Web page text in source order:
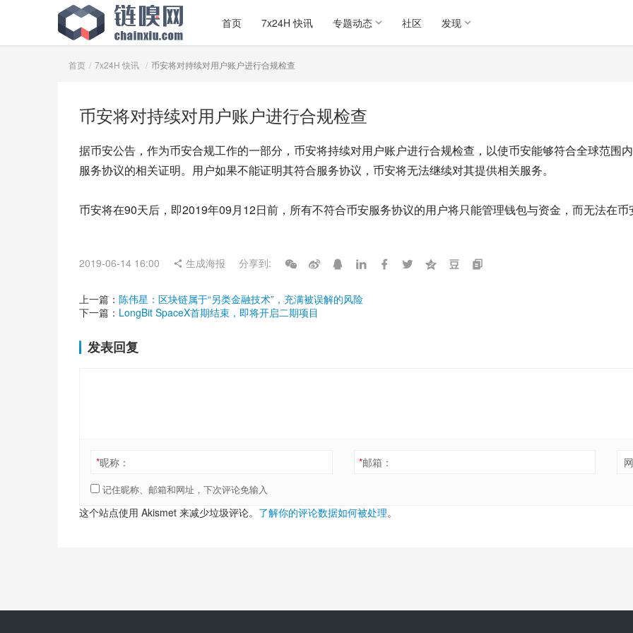
首页 7x24H 快讯 专题动态 社区 发现
首页 7x24H 快讯 币安将对持续对用户账户进行合规检查
币安将对持续对用户账户进行合规检查
据币安公告，作为币安合规工作的一部分，币安将持续对用户账户进行合规检查，以使币安能够符合全球范围
服务协议的相关证明。用户如果不能证明其符合服务协议，币安将无法继续对其提供相关服务。
币安将在90天后，即2019年09月12日前，所有不符合币安服务协议的用户将只能管理钱包与资金，而无法在币
2019-06-14 16:00 生成海报 分享到:
上一篇： 陈伟星：区块链属于“另类金融技术”，充满被误解的风险
下一篇： LongBit SpaceX首期结束，即将开启二期项目
发表回复
*昵称： *邮箱：
记住昵称、邮箱和网址，下次评论免输入
这个站点使用 Akismet 来减少垃圾评论。 了解你的评论数据如何被处理。